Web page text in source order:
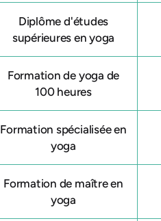
Diplôme d'études
supérieures en yoga
Formation de yoga de
100 heures
Formation spécialisée en
yoga
Formation de maître en
yoga